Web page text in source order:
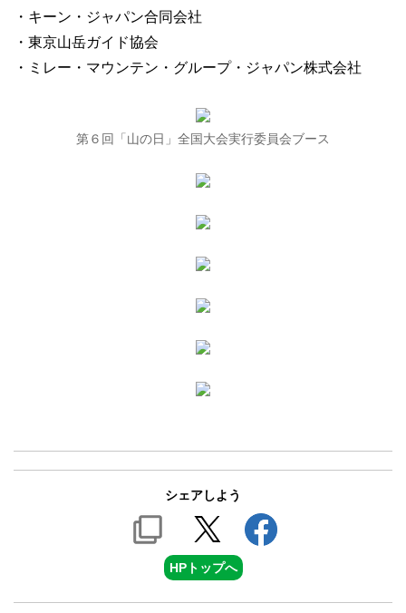
・キーン・ジャパン合同会社
・東京山岳ガイド協会
・ミレー・マウンテン・グループ・ジャパン株式会社
第６回「山の日」全国大会実行委員会ブース
シェアしよう
HPトップへ